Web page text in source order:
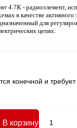
4.7К - радиоэлемент,
в качестве активного
для
цепях.
конечной и
В корзину